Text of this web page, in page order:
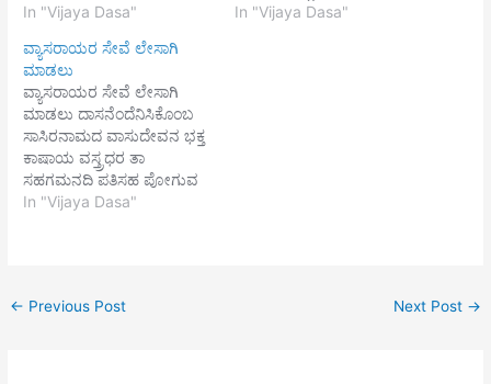
ಹೊಯಿದೆಬ್ಬಿಸೆ ಖತಿಯಿಂದ ವನಕೆ
ಮತಿವಂತನ ಮಾಡಿ ಧ್ರುವಪದವಿ
ಕೊಡಲಿಲ್ಲವೆ ||1|| ತಂದೆ ಬಾಧಿಸೆ
ಧೃತಿಗೆಡದೆ ನರಹರಿ ಗೋ ವಿಂದ
ನಾರಾಯಣ ಕೃಷ್ಣ ವಿಷ್ಣು
ಇಂದಿರಾರಮಣ ಇನಕುಲತಿಲಕ
ಎಂದೆನಲು ಕಂದನಿಗೆ ಕೈವಲ್ಯಪದವಿ
ಕೊಡಲಿಲ್ಲವೇ||2|| ಜಾತಿಧರ್ಮವ
ಬಿಟ್ಟು ಅಜಮಿಳನು ಚಂಡಾಲ ಜಾತಿ
In "Vijaya Dasa"
ಯೆರದು ಸಂಹ್ಯಾ ನಗದಲ್ಲಿ ನಿಂದು
In "Vijaya Dasa"
ವ್ಯಾಸರಾಯರ ಸೇವೆ ಲೇಸಾಗಿ
ಮಾಡಲು
ವ್ಯಾಸರಾಯರ ಸೇವೆ ಲೇಸಾಗಿ
ಮಾಡಲು ದಾಸನೆಂದೆನಿಸಿಕೊಂಬ
ಸಾಸಿರನಾಮದ ವಾಸುದೇವನ ಭಕ್ತ
ಕಾಷಾಯ ವಸ್ತ್ರಧರ ತಾ
ಸಹಗಮನದಿ ಪತಿಸಹ ಪೋಗುವ
ಆ ಸ್ತ್ರೀಯು ಬ್ರಹ್ಮಣ್ಯತೀರ್ಥರಲ್ಲಿಗೆ
ಸತಿ ವಂದಿಸೆ ಸುಮಂಗಲ್ಯವನಿತ್ತು ಆ
In "Vijaya Dasa"
← Previous Post Next Post →